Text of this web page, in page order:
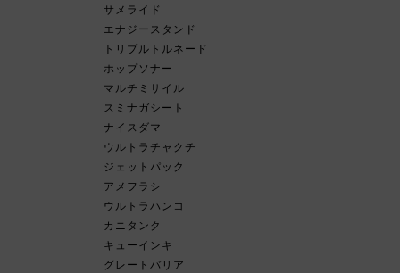
サメライド
エナジースタンド
トリプルトルネード
ホップソナー
マルチミサイル
スミナガシート
ナイスダマ
ウルトラチャクチ
ジェットパック
アメフラシ
ウルトラハンコ
カニタンク
キューインキ
グレートバリア